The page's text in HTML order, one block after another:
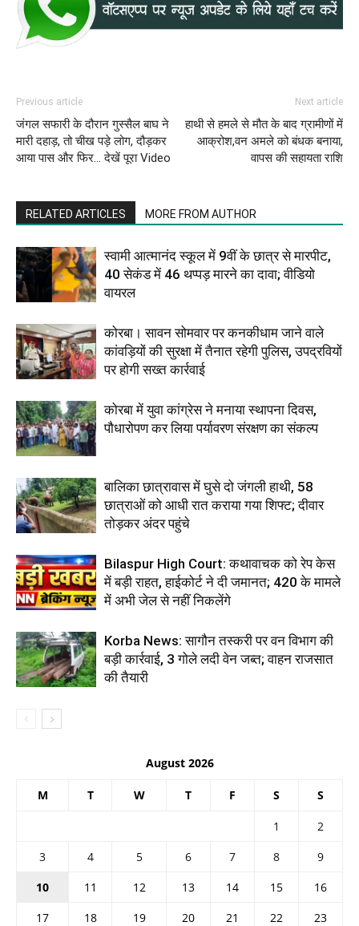
Previous article
जंगल सफारी के दौरान गुस्सैल बाघ ने
मारी दहाड़, तो चीख पड़े लोग, दौड़कर
आया पास और फिर… देखें पूरा Video
Next article
हाथी से हमले से मौत के बाद ग्रामीणों में
आक्रोश,वन अमले को बंधक बनाया,
वापस की सहायता राशि
RELATED ARTICLES MORE FROM AUTHOR
स्वामी आत्मानंद स्कूल में 9वीं के छात्र से मारपीट,
40 सेकंड में 46 थप्पड़ मारने का दावा; वीडियो
वायरल
कोरबा। सावन सोमवार पर कनकीधाम जाने वाले
कांवड़ियों की सुरक्षा में तैनात रहेगी पुलिस, उपद्रवियों
पर होगी सख्त कार्रवाई
कोरबा में युवा कांग्रेस ने मनाया स्थापना दिवस,
पौधारोपण कर लिया पर्यावरण संरक्षण का संकल्प
बालिका छात्रावास में घुसे दो जंगली हाथी, 58
छात्राओं को आधी रात कराया गया शिफ्ट; दीवार
तोड़कर अंदर पहुंचे
Bilaspur High Court: कथावाचक को रेप केस
में बड़ी राहत, हाईकोर्ट ने दी जमानत; 420 के मामले
में अभी जेल से नहीं निकलेंगे
Korba News: सागौन तस्करी पर वन विभाग की
बड़ी कार्रवाई, 3 गोले लदी वेन जब्त; वाहन राजसात
की तैयारी
August 2026
M T W T F S S
1
2
3
4 5 6 7 8
9
10
11 12 13 14 15
16
17
18 19 20 21 22
23